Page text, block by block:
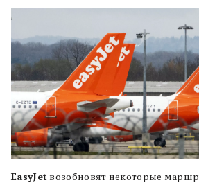
EasyJet возобновят некоторые